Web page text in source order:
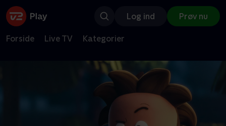
Log ind Prøv nu
Forside Live TV Kategorier